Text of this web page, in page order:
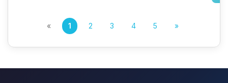
« 1 2 3 4 5 »